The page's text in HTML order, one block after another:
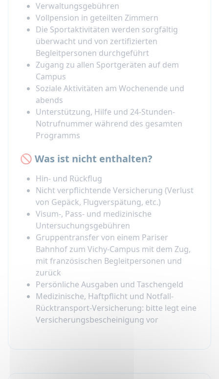
Verwaltungsgebühren
Vollpension in geteilten Zimmern
Die Sportaktivitäten werden sorgfältig
überwacht und von zertifizierten
Begleitpersonen durchgeführt
Zugang zu allen Sportgeräten auf dem
Campus
Soziale Aktivitäten am Wochenende und
abends
Unterstützung, Hilfe und 24-Stunden-
Notrufnummer während des gesamten
Programms
🚫 Was ist nicht enthalten?
Hin- und Rückflug
Nicht verpflichtende Versicherung (Verlust
von Gepäck, Flugverspätung, etc.)
Visum-, Pass- und medizinische
Untersuchungsgebühren
Gruppentransfer von einem Pariser
Bahnhof zum Vichy-Campus mit dem Zug,
mit französischen Begleitpersonen und
zurück
Persönliche Ausgaben und Taschengeld
Medizinische, Haftpflicht und Notfall-
Rücktransport-Versicherung: bitte legt eine
Versicherungsbescheinigung vor